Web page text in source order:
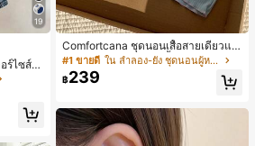
19
ร์ไซส์ค
ายพิมพ์
ตล์แฟชั่
Comfortcana ชุดนอนเสื้อสายเดี่ยวแต่
งระบายและกางเกงขาสั้นสำหรับผู้หญิง
#1 ขายดี ใน ลำลอง-ยัง ชุดนอนผู้หญิง
฿239